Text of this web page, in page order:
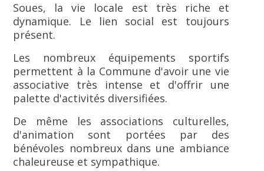
Soues, la vie locale est très riche et
dynamique. Le lien social est toujours
présent.
Les nombreux équipements sportifs
permettent à la Commune d'avoir une vie
associative très intense et d'offrir une
palette d'activités diversifiées.
De même les associations culturelles,
d'animation sont portées par des
bénévoles nombreux dans une ambiance
chaleureuse et sympathique.